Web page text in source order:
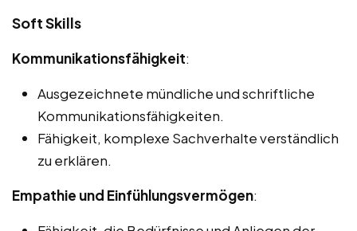
Soft Skills
Kommunikationsfähigkeit:
Ausgezeichnete mündliche und schriftliche
Kommunikationsfähigkeiten.
Fähigkeit, komplexe Sachverhalte verständlich
zu erklären.
Empathie und Einfühlungsvermögen: